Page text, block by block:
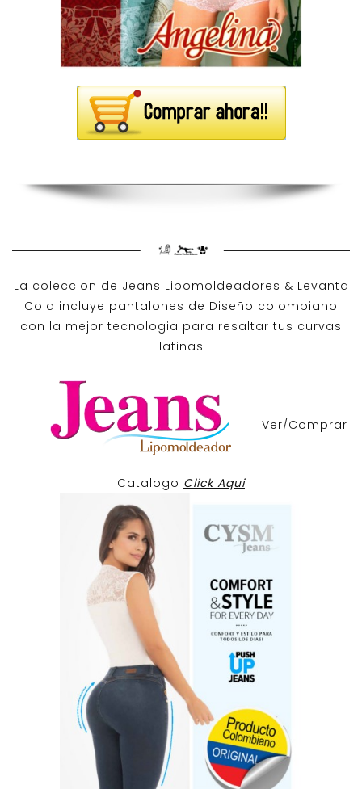
La coleccion de Jeans Lipomoldeadores & Levanta
Cola incluye pantalones de Diseño colombiano
con la mejor tecnologia para resaltar tus curvas
latinas
Ver/Comprar
Catalogo Click Aqui